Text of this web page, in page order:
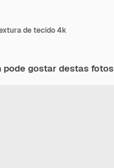
de tecido 4k
pode gostar destas fotos